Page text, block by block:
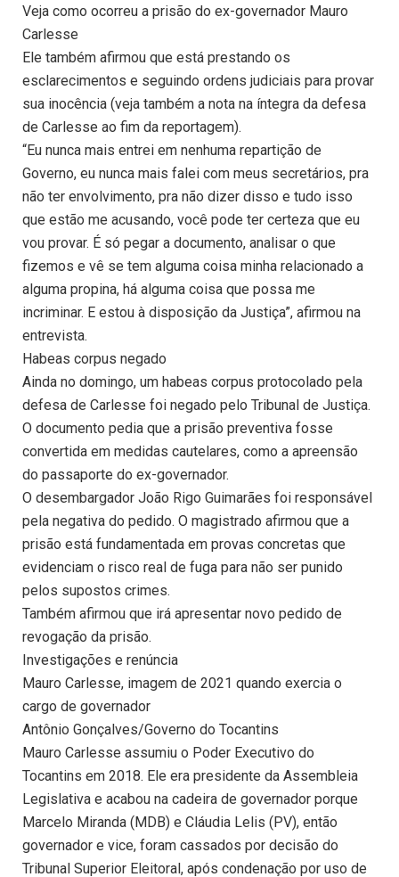
Veja como ocorreu a prisão do ex-governador Mauro
Carlesse
Ele também afirmou que está prestando os
esclarecimentos e seguindo ordens judiciais para provar
sua inocência (veja também a nota na íntegra da defesa
de Carlesse ao fim da reportagem).
“Eu nunca mais entrei em nenhuma repartição de
Governo, eu nunca mais falei com meus secretários, pra
não ter envolvimento, pra não dizer disso e tudo isso
que estão me acusando, você pode ter certeza que eu
vou provar. É só pegar a documento, analisar o que
fizemos e vê se tem alguma coisa minha relacionado a
alguma propina, há alguma coisa que possa me
incriminar. E estou à disposição da Justiça”, afirmou na
entrevista.
Habeas corpus negado
Ainda no domingo, um habeas corpus protocolado pela
defesa de Carlesse foi negado pelo Tribunal de Justiça.
O documento pedia que a prisão preventiva fosse
convertida em medidas cautelares, como a apreensão
do passaporte do ex-governador.
O desembargador João Rigo Guimarães foi responsável
pela negativa do pedido. O magistrado afirmou que a
prisão está fundamentada em provas concretas que
evidenciam o risco real de fuga para não ser punido
pelos supostos crimes.
Também afirmou que irá apresentar novo pedido de
revogação da prisão.
Investigações e renúncia
Mauro Carlesse, imagem de 2021 quando exercia o
cargo de governador
Antônio Gonçalves/Governo do Tocantins
Mauro Carlesse assumiu o Poder Executivo do
Tocantins em 2018. Ele era presidente da Assembleia
Legislativa e acabou na cadeira de governador porque
Marcelo Miranda (MDB) e Cláudia Lelis (PV), então
governador e vice, foram cassados por decisão do
Tribunal Superior Eleitoral, após condenação por uso de